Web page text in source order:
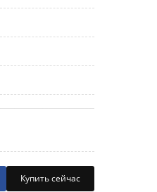
Купить сейчас